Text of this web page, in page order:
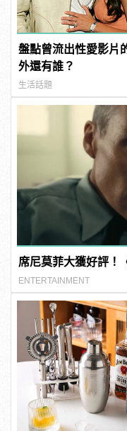
盤點曾流出性愛影片
外還有誰？
生活話題
席尼莫菲大獲好評！
ENTERTAINMENT